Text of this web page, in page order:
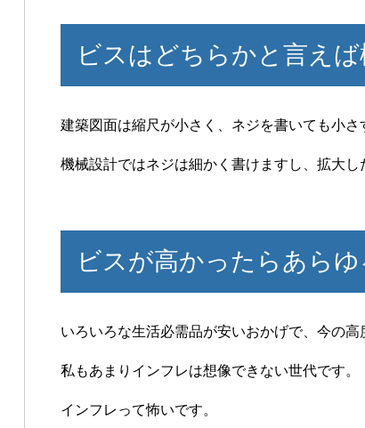
ビスはどちらかと言え
建築図面は縮尺が小さく、ネジを書いても小さ
機械設計ではネジは細かく書けますし、拡大し
ビスが高かったらあら
いろいろな生活必需品が安いおかげで、今の高
私もあまりインフレは想像できない世代です。
インフレって怖いです。